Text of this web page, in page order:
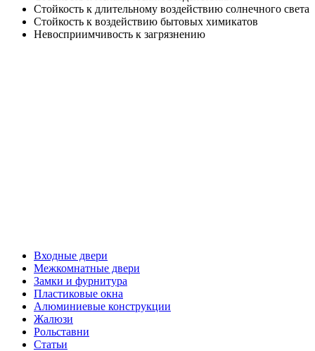
Стойкость к длительному воздействию солнечного света
Стойкость к воздействию бытовых химикатов
Невосприимчивость к загрязнению
Входные двери
Межкомнатные двери
Замки и фурнитура
Пластиковые окна
Алюминиевые конструкции
Жалюзи
Рольставни
Статьи